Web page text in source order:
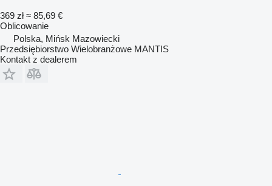
369 zł ≈ 85,69 €
Oblicowanie
Polska, Mińsk Mazowiecki
Przedsiębiorstwo Wielobranżowe MANTIS
Kontakt z dealerem